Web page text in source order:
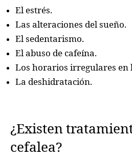
El estrés.
Las alteraciones del sueño.
El sedentarismo.
El abuso de cafeína.
Los horarios irregulares en
La deshidratación.
¿Existen
cefalea?